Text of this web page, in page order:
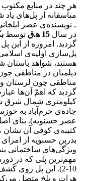
هر چند در منابع مکتوب
متأسفانه از پل‌های
ـ نویسنده‌ی عصر
در سال 15 ﻫ.ق توسط
گردید. امروزه از این
پل‌سازی اولیه‌ی اسلامی
هستند، شواهد باستان
دیلمیان در مناطقی
مناطقی چون لرستان و
کیلومتری شمال شرق
جاده‌ی خرم‌آباد به
عصر حسنویه). بنای
کتیبه‌ی کوفی آن نشان
بدربن حسنویه از
ویژگی‌های ساختمانی
مهم‌ترین پلی که در
10-2). این پل روی
هرات و بلخ متصل